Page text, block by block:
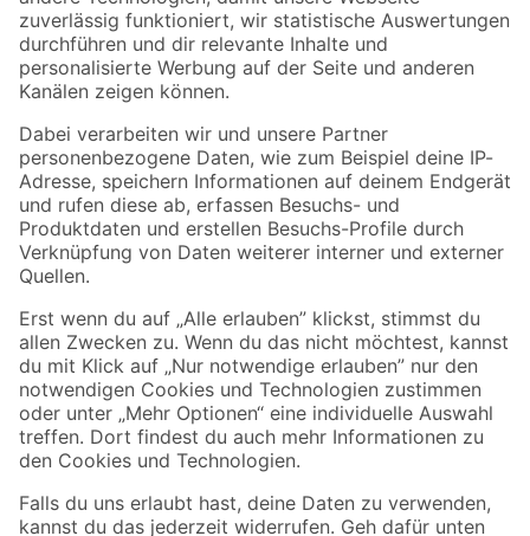
Zur Newsletter Anmeldung
Folge uns
Zahlungsarten Versandarten
Sicher einkaufen
Jetzt die toom-App herunterladen